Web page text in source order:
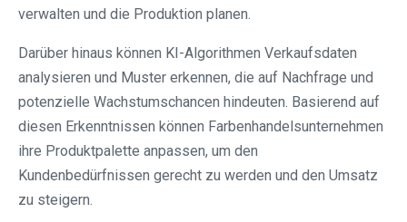
verwalten und die Produktion planen.
Darüber hinaus können KI-Algorithmen Verkaufsdaten
analysieren und Muster erkennen, die auf Nachfrage und
potenzielle Wachstumschancen hindeuten. Basierend auf
diesen Erkenntnissen können Farbenhandelsunternehmen
ihre Produktpalette anpassen, um den
Kundenbedürfnissen gerecht zu werden und den Umsatz
zu steigern.